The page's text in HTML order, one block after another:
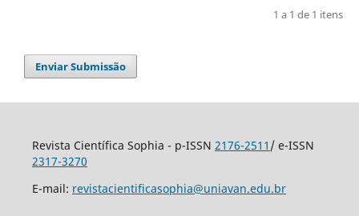
1 a 1 de 1 itens
Enviar Submissão
Revista Científica Sophia - p-ISSN 2176-2511 / e-ISSN
2317-3270
E-mail: revistacientificasophia@uniavan.edu.br